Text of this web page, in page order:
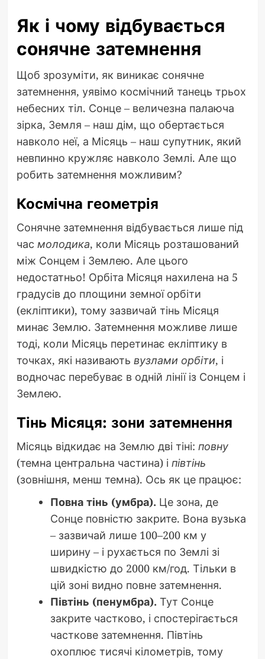
Як і чому відбувається
сонячне затемнення
Щоб зрозуміти, як виникає сонячне
затемнення, уявімо космічний танець трьох
небесних тіл. Сонце – величезна палаюча
зірка, Земля – наш дім, що обертається
навколо неї, а Місяць – наш супутник, який
невпинно кружляє навколо Землі. Але що
робить затемнення можливим?
Космічна геометрія
Сонячне затемнення відбувається лише під
час молодика, коли Місяць розташований
між Сонцем і Землею. Але цього
недостатньо! Орбіта Місяця нахилена на 5
градусів до площини земної орбіти
(екліптики), тому зазвичай тінь Місяця
минає Землю. Затемнення можливе лише
тоді, коли Місяць перетинає екліптику в
точках, які називають вузлами орбіти, і
водночас перебуває в одній лінії із Сонцем і
Землею.
Тінь Місяця: зони затемнення
Місяць відкидає на Землю дві тіні: повну
(темна центральна частина) і півтінь
(зовнішня, менш темна). Ось як це працює:
Повна тінь (умбра). Це зона, де
Сонце повністю закрите. Вона вузька
– зазвичай лише 100–200 км у
ширину – і рухається по Землі зі
швидкістю до 2000 км/год. Тільки в
цій зоні видно повне затемнення.
Півтінь (пенумбра). Тут Сонце
закрите частково, і спостерігається
часткове затемнення. Півтінь
охоплює тисячі кілометрів, тому